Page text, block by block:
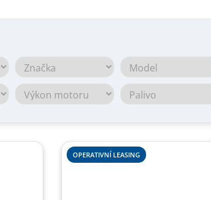
OPERATIVNÍ LEASING